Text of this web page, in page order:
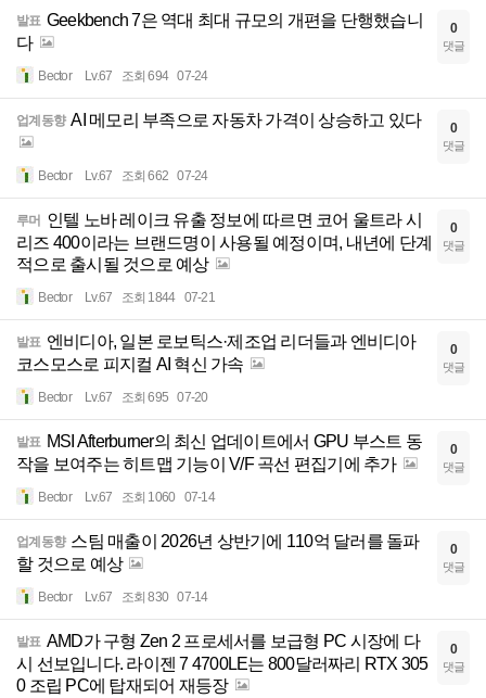
발표 Geekbench 7은 역대 최대 규모의 개편을 단행했습니
다
Bector Lv.67 조회 694 07-24
0
댓글
업계동향 AI 메모리 부족으로 자동차 가격이 상승하고 있다
Bector Lv.67 조회 662 07-24
0
댓글
루머 인텔 노바 레이크 유출 정보에 따르면 코어 울트라 시
리즈 400이라는 브랜드명이 사용될 예정이며, 내년에 단계
적으로 출시될 것으로 예상
Bector Lv.67 조회 1844 07-21
0
댓글
발표 엔비디아, 일본 로보틱스·제조업 리더들과 엔비디아
코스모스로 피지컬 AI 혁신 가속
Bector Lv.67 조회 695 07-20
0
댓글
발표 MSI Afterburner의 최신 업데이트에서 GPU 부스트 동
작을 보여주는 히트맵 기능이 V/F 곡선 편집기에 추가
Bector Lv.67 조회 1060 07-14
0
댓글
업계동향 스팀 매출이 2026년 상반기에 110억 달러를 돌파
할 것으로 예상
Bector Lv.67 조회 830 07-14
0
댓글
발표 AMD가 구형 Zen 2 프로세서를 보급형 PC 시장에 다
시 선보입니다. 라이젠 7 4700LE는 800달러짜리 RTX 305
0 조립 PC에 탑재되어 재등장
0
댓글